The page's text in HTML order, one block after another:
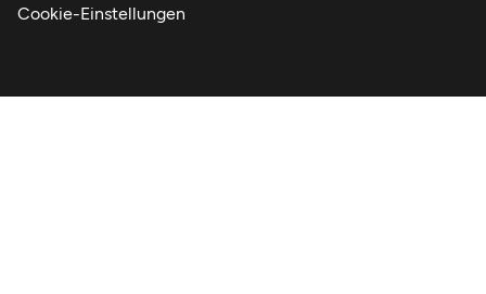
Cookie-Einstellungen